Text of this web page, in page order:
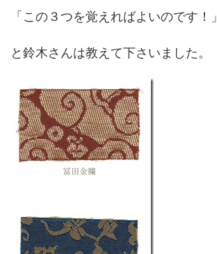
「この３つを覚えればよいのです！」
と鈴木さんは教えて下さいました。